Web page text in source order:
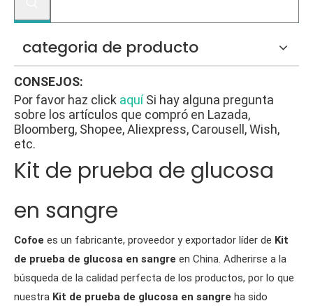
categoria de producto
CONSEJOS:
Por favor haz click aquí Si hay alguna pregunta
sobre los artículos que compró en Lazada,
Bloomberg, Shopee, Aliexpress, Carousell, Wish,
etc.
Kit de prueba de glucosa
en sangre
Cofoe es un fabricante, proveedor y exportador líder de Kit
de prueba de glucosa en sangre en China. Adherirse a la
búsqueda de la calidad perfecta de los productos, por lo que
nuestra Kit de prueba de glucosa en sangre ha sido